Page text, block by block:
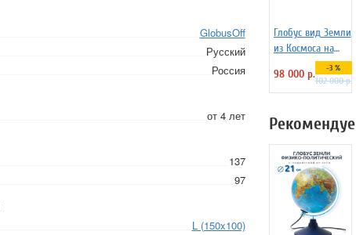
GlobusOff
Русский
Россия
от 4 лет
137
97
L (150x100)
Глобус вид Земли
из Космоса на
пластиковой
подставке, d=95
см
98 000 р. -3 %
102 000 р.